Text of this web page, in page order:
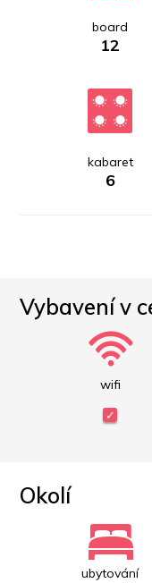
board
12
kabaret
6
Vybavení v
wifi
Okolí
ubytování